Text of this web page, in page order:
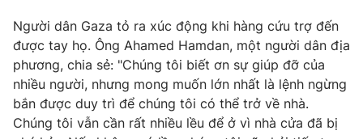
VTV9 VTV8
Liên hệ tòa soạn English
Người dân Gaza tỏ ra xúc động khi hàng cứu trợ đến
được tay họ. Ông Ahamed Hamdan, một người dân địa
phương, chia sẻ: "Chúng tôi biết ơn sự giúp đỡ của
nhiều người, nhưng mong muốn lớn nhất là lệnh ngừng
bắn được duy trì để chúng tôi có thể trở về nhà.
Chúng tôi vẫn cần rất nhiều lều để ở vì nhà cửa đã bị